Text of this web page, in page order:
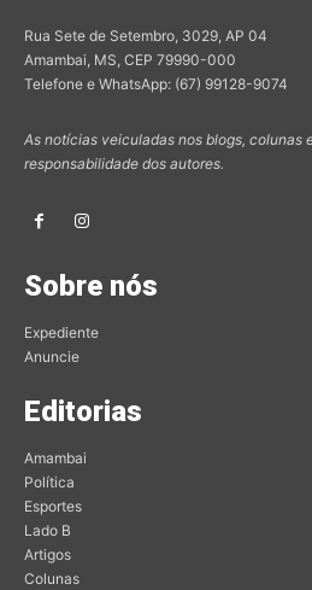
Rua Sete de Setembro, 3029, AP 04
Amambai, MS, CEP 79990-000
Telefone e WhatsApp: (67) 99128-9074
As notícias veiculadas nos blogs, colunas
responsabilidade dos autores.
Sobre nós
Expediente
Anuncie
Editorias
Amambai
Política
Esportes
Lado B
Artigos
Colunas